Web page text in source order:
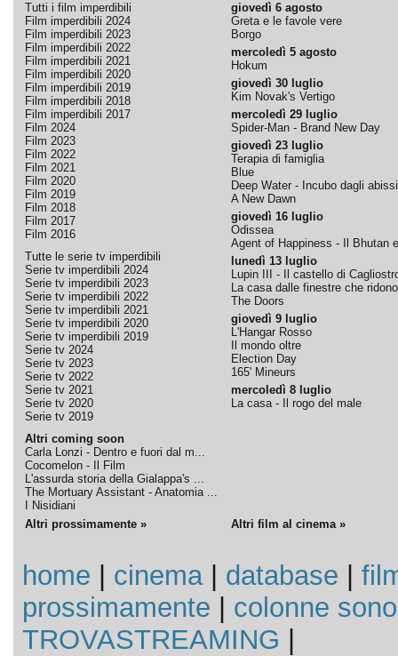
Tutti i film imperdibili
Film imperdibili 2024
Film imperdibili 2023
Film imperdibili 2022
Film imperdibili 2021
Film imperdibili 2020
Film imperdibili 2019
Film imperdibili 2018
Film imperdibili 2017
Film 2024
Film 2023
Film 2022
Film 2021
Film 2020
Film 2019
Film 2018
Film 2017
Film 2016
Tutte le serie tv imperdibili
Serie tv imperdibili 2024
Serie tv imperdibili 2023
Serie tv imperdibili 2022
Serie tv imperdibili 2021
Serie tv imperdibili 2020
Serie tv imperdibili 2019
Serie tv 2024
Serie tv 2023
Serie tv 2022
Serie tv 2021
Serie tv 2020
Serie tv 2019
Altri coming soon
Carla Lonzi - Dentro e fuori dal m...
Cocomelon - Il Film
L'assurda storia della Gialappa's ...
The Mortuary Assistant - Anatomia ...
I Nisidiani
giovedì 6 agosto
Greta e le favole vere
Borgo
mercoledì 5 agosto
Hokum
giovedì 30 luglio
Kim Novak's Vertigo
mercoledì 29 luglio
Spider-Man - Brand New Day
giovedì 23 luglio
Terapia di famiglia
Blue
Deep Water - Incubo dagli abissi
A New Dawn
giovedì 16 luglio
Odissea
Agent of Happiness - Il Bhutan
lunedì 13 luglio
Lupin III - Il castello di
La casa dalle finestre che ridono
The Doors
giovedì 9 luglio
L'Hangar Rosso
Il mondo oltre
Election Day
165' Mineurs
mercoledì 8 luglio
La casa - Il rogo del male
Altri prossimamente » Altri film al cinema »
home cinema| database
prossimamente
colonne
TROVASTREAMING